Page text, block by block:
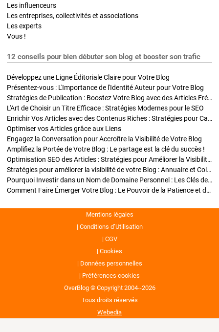
Les influenceurs
Les entreprises, collectivités et associations
Les experts
Vous !
12 conseils pour bien débuter son blog et booster son trafic
Développez une Ligne Éditoriale Claire pour Votre Blog
Présentez-vous : L'Importance de l'Identité Auteur pour Votre Blog
Stratégies de Publication : Boostez Votre Blog avec des Articles Fréquents et Exclusifs
L'Art de Choisir un Titre Efficace : Stratégies Modernes pour le SEO
Enrichir Vos Articles avec des Contenus Riches : Stratégies pour Captiver et Optimiser
Optimiser vos Articles grâce aux Liens
Engagez la Conversation pour Accroître la Visibilité de Votre Blog
Amplifiez la Portée de Votre Blog : Le partage est la clé du succès !
Optimisation SEO des Articles : Stratégies pour Améliorer la Visibilité de Votre Blog
Stratégies pour améliorer la visibilité de votre Blog : Annuaire et Collaborations
Pourquoi Investir dans un Nom de Domaine Personnel : Les Clés de la Réussite de Votre Blog
Comment Faire Émerger Votre Blog : Le Pouvoir de la Patience et de la Persévérance
Mentions légales
Conditions d’Utilisation
CGV
Cookies
Données personnelles
Préférences cookies
OverBlog © Copyright 2004--2026
Tous droits réservés
Webedia